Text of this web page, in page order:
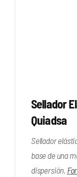
Sellador
Quiadsa
Sellador
base de una
dispersión.